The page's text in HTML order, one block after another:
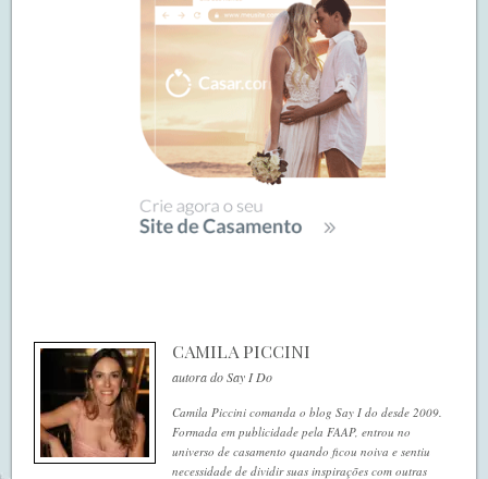
CAMILA PICCINI
autora do Say I Do
Camila Piccini comanda o blog Say I do desde 2009.
Formada em publicidade pela FAAP, entrou no
universo de casamento quando ficou noiva e sentiu
necessidade de dividir suas inspirações com outras